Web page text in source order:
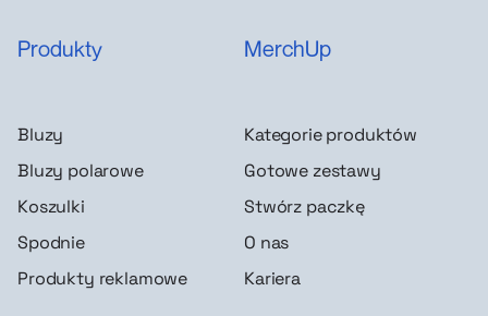
Produkty
Bluzy
Bluzy polarowe
Koszulki
Spodnie
Produkty reklamowe
MerchUp
Kategorie produktów
Gotowe zestawy
Stwórz paczkę
O nas
Kariera